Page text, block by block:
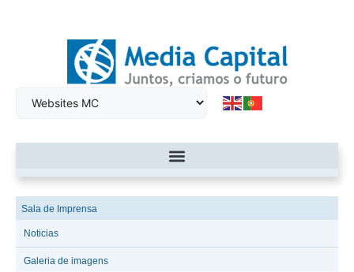
Sala de Imprensa
Noticias
Galeria de imagens